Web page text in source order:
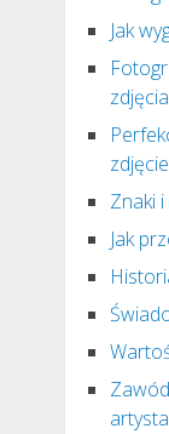
Jak
zdjęcia
zdjęcie
Znaki
Jak